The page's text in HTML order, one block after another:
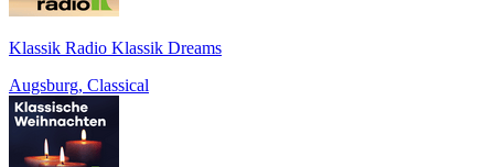
Klassik Radio Klassik Dreams
Augsburg, Classical